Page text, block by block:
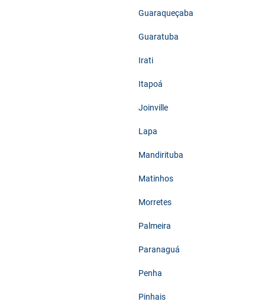
Guaraqueçaba
Guaratuba
Irati
Itapoá
Joinville
Lapa
Mandirituba
Matinhos
Morretes
Palmeira
Paranaguá
Penha
Pinhais